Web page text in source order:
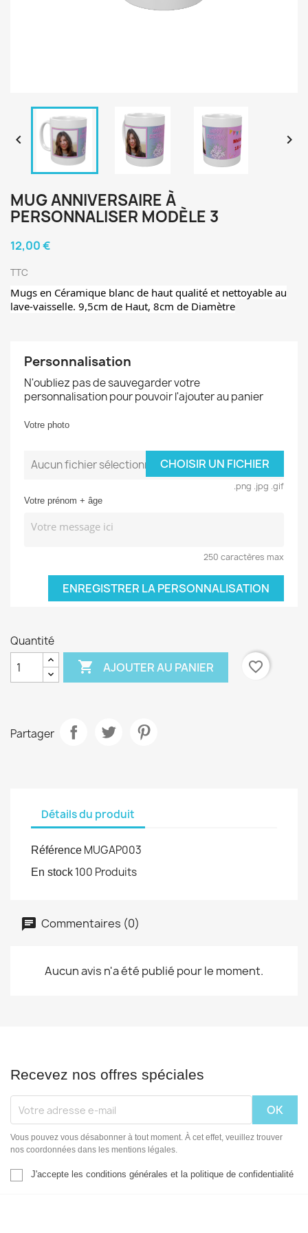
 
MUG ANNIVERSAIRE À
PERSONNALISER MODÈLE 3
12,00 €
TTC
Mugs en Céramique blanc de haut qualité et nettoyable au
lave-vaisselle. 9,5cm de Haut, 8cm de Diamètre
Personnalisation
N'oubliez pas de sauvegarder votre
personnalisation pour pouvoir l'ajouter au panier
Votre photo
Aucun fichier sélectionné CHOISIR UN FICHIER
.png .jpg .gif
Votre prénom + âge
250 caractères max
ENREGISTRER LA PERSONNALISATION
Quantité
 AJOUTER AU PANIER favorite_border
Partager
Détails du produit
Référence MUGAP003
En stock 100 Produits
Commentaires (0)
Aucun avis n'a été publié pour le moment.
Recevez nos offres spéciales
Vous pouvez vous désabonner à tout moment. À cet effet, veuillez trouver
nos coordonnées dans les mentions légales.
J'accepte les conditions générales et la politique de confidentialité